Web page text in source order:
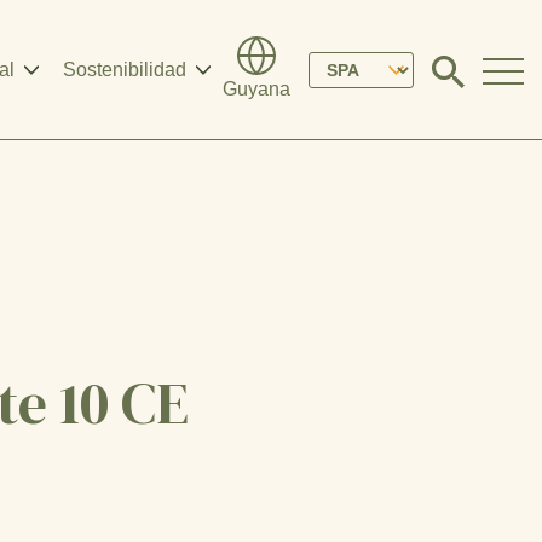
Sostenibilidad
Guyana
Please
Click
modal
10 CE